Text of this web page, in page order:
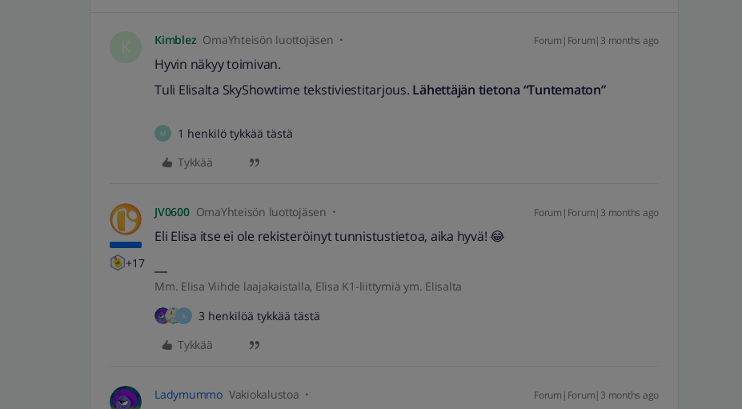
Kimblez OmaYhteisön luottojäsen Forum|Forum|3 months ago
Hyvin näkyy toimivan.
Tuli Elisalta SkyShowtime tekstiviestitarjous. Lähettäjän tietona “Tuntematon”
M
1 henkilö tykkää tästä
Tykkää
+17
JV0600 OmaYhteisön luottojäsen Forum|Forum|3 months ago
Eli Elisa itse ei ole rekisteröinyt tunnistustietoa, aika hyvä! 😂
Mm. Elisa Viihde laajakaistalla, Elisa K1-liittymiä ym. Elisalta
Ä
3 henkilöä tykkää tästä
Tykkää
Ladymummo Vakiokalustoa Forum|Forum|3 months ago